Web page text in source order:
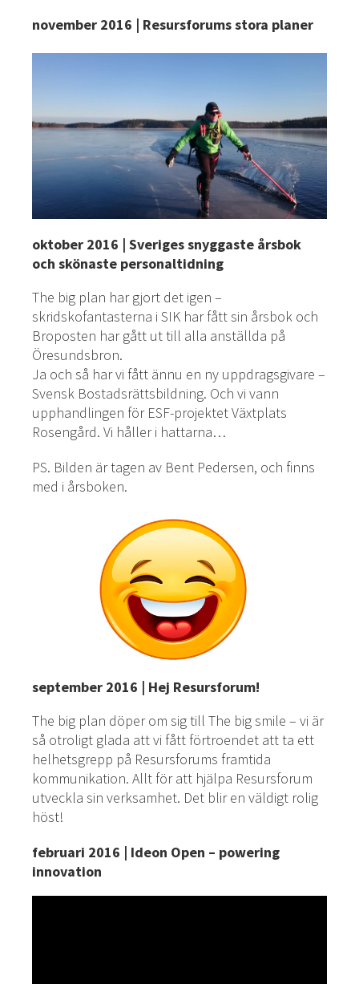
november 2016 | Resursforums stora planer
oktober 2016 | Sveriges snyggaste årsbok
och skönaste personaltidning
The big plan har gjort det igen –
skridskofantasterna i SIK har fått sin årsbok och
Broposten har gått ut till alla anställda på
Öresundsbron.
Ja och så har vi fått ännu en ny uppdragsgivare –
Svensk Bostadsrättsbildning. Och vi vann
upphandlingen för ESF-projektet Växtplats
Rosengård. Vi håller i hattarna…
PS. Bilden är tagen av Bent Pedersen, och finns
med i årsboken.
september 2016 | Hej Resursforum!
The big plan döper om sig till The big smile – vi är
så otroligt glada att vi fått förtroendet att ta ett
helhetsgrepp på Resursforums framtida
kommunikation. Allt för att hjälpa Resursforum
utveckla sin verksamhet. Det blir en väldigt rolig
höst!
februari 2016 | Ideon Open – powering
innovation